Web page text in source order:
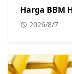
Harga BBM
2026/8/7